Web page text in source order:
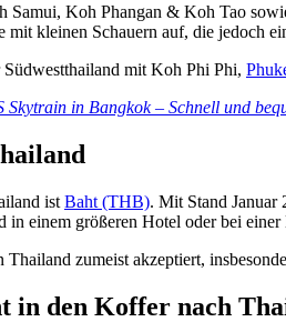
Samui, Koh Phangan & Koh Tao
mit kleinen Schauern auf, die jedoch
mit Koh Phi Phi,
Skytrain in Bangkok – Schnell und
ist Baht (THB). Mit Stand Januar
in einem größeren Hotel oder bei
zumeist akzeptiert,
in den Koffer nach